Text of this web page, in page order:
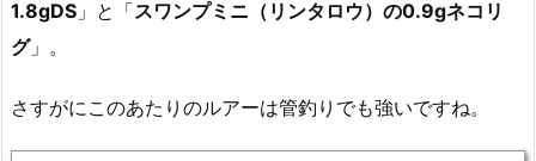
1.8gDS 」と「スワンプミニ（リンタロウ）の0.9gネコリ
グ」。
さすがにこのあたりのルアーは管釣りでも強いですね。